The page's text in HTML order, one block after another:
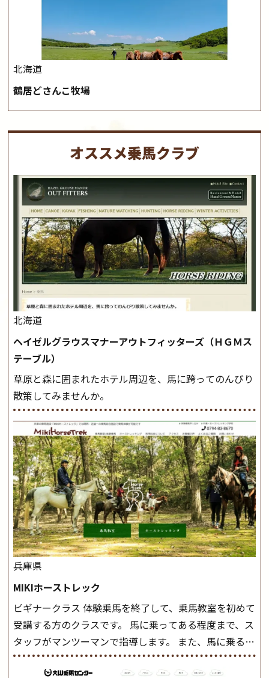
北海道
鶴居どさんこ牧場
オススメ乗馬クラブ
北海道
ヘイゼルグラウスマナーアウトフィッターズ（ＨＧＭス
テーブル）
草原と森に囲まれたホテル周辺を、馬に跨ってのんびり
散策してみませんか。
兵庫県
MIKIホーストレック
ビギナークラス 体験乗馬を終了して、乗馬教室を初めて
受講する方のクラスです。 馬に乗ってある程度まで、ス
タッフがマンツーマンで指導します。 また、馬に乗るだ
けでなく、馬の手入れや馬装（鞍などを装着する） も
このクラスで把握し、「馬に触れること」にも慣れてい